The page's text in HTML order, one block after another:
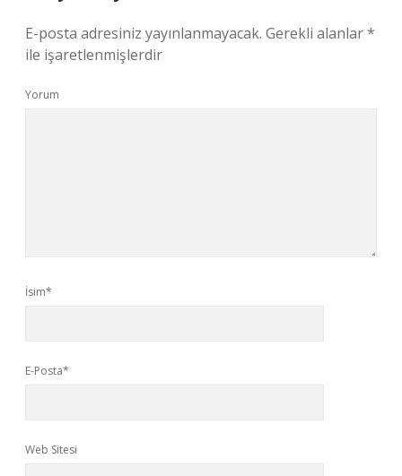
E-posta adresiniz yayınlanmayacak. Gerekli alanlar*
ile işaretlenmişlerdir
Yorum
İsim*
E-Posta*
Web Sitesi